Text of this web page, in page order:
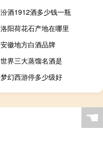
汾酒1912酒多少钱一瓶
洛阳荷花石产地在哪里
安徽地方白酒品牌
世界三大蒸馏名酒是
梦幻西游停多少级好
☚